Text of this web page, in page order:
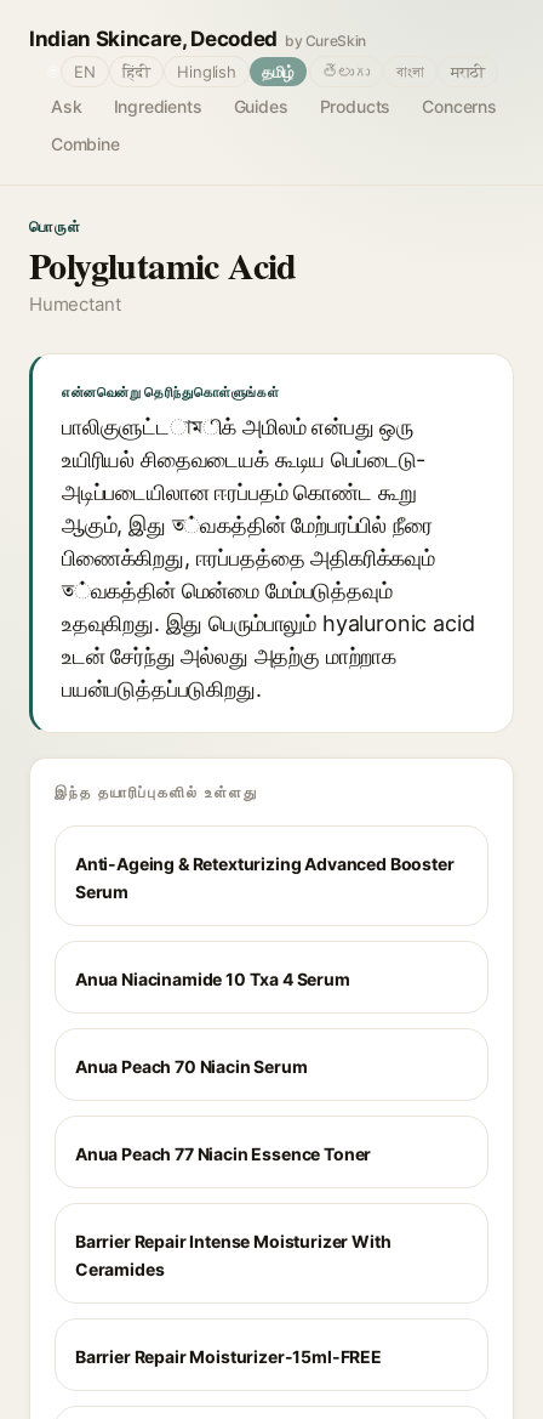
Indian Skincare, Decoded by CureSkin
Ask Ingredients Guides Products
Concerns
Combine
EN हिंदी Hinglish தமிழ் తెలుగు বাংলা मराठी
பொருள்
Polyglutamic Acid
Humectant
என்னவென்று தெரிந்துகொள்ளுங்கள்
பாலிகுளுட்டামிக் அமிலம் என்பது ஒரு
உயிரியல் சிதைவடையக் கூடிய பெப்டைடு-
அடிப்படையிலான ஈரப்பதம் கொண்ட கூறு
ஆகும், இது ত்வகத்தின் மேற்பரப்பில் நீரை
பிணைக்கிறது, ஈரப்பதத்தை அதிகரிக்கவும்
ত்வகத்தின் மென்மை மேம்படுத்தவும்
உதவுகிறது. இது பெரும்பாலும் hyaluronic acid
உடன் சேர்ந்து அல்லது அதற்கு மாற்றாக
பயன்படுத்தப்படுகிறது.
இந்த தயாரிப்புகளில் உள்ளது
Anti-Ageing & Retexturizing Advanced Booster
Serum
Anua Niacinamide 10 Txa 4 Serum
Anua Peach 70 Niacin Serum
Anua Peach 77 Niacin Essence Toner
Barrier Repair Intense Moisturizer With
Ceramides
Barrier Repair Moisturizer-15ml-FREE